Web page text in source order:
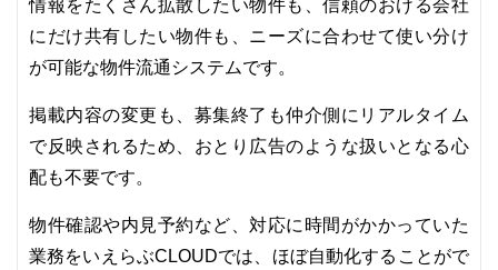
情報をたくさん拡散したい物件も、信頼のおける会社
にだけ共有したい物件も、ニーズに合わせて使い分け
が可能な物件流通システムです。
掲載内容の変更も、募集終了も仲介側にリアルタイム
で反映されるため、おとり広告のような扱いとなる心
配も不要です。
物件確認や内見予約など、対応に時間がかかっていた
業務をいえらぶCLOUDでは、ほぼ自動化することがで